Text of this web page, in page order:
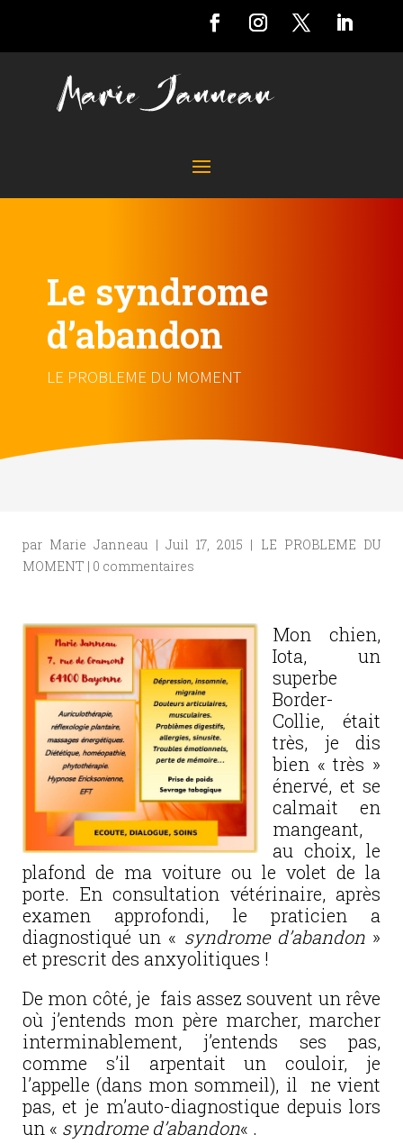
Le syndrome
d’abandon
LE PROBLEME DU MOMENT
par Marie Janneau | Juil 17, 2015 | LE PROBLEME DU
MOMENT | 0 commentaires
Mon chien,
Iota, un
superbe
Border-
Collie, était
très, je dis
bien « très »
énervé, et se
calmait en
mangeant,
au choix, le
plafond de ma voiture ou le volet de la
porte. En consultation vétérinaire, après
examen approfondi, le praticien a
diagnostiqué un « syndrome d’abandon»
et prescrit des anxyolitiques !
De mon côté, je fais assez souvent un rêve
où j’entends mon père marcher, marcher
interminablement, j’entends ses pas,
comme s’il arpentait un couloir, je
l’appelle (dans mon sommeil), il ne vient
pas, et je m’auto-diagnostique depuis lors
un « syndrome d’abandon« .